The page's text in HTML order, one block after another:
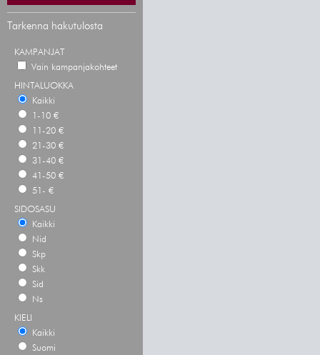
Tarkenna hakutulosta
KAMPANJAT
Vain kampanjakohteet
HINTALUOKKA
Kaikki
1-10 €
11-20 €
21-30 €
31-40 €
41-50 €
51- €
SIDOSASU
Kaikki
Nid
Skp
Skk
Sid
Ns
KIELI
Kaikki
Suomi